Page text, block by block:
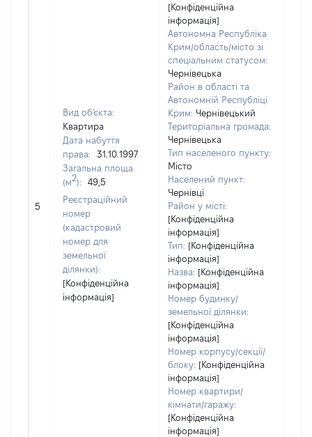
5
Вид об'єкта:
Квартира
Дата набуття
права:
31.10.1997
Загальна площа
(м2):
49,5
Реєстраційний
номер
(кадастровий
номер для
земельної
ділянки):
[Конфіденційна
інформація]
[Конфіденційна
інформація]
Автономна Республіка
Крим/область/місто зі
спеціальним статусом:
Чернівецька
Район в області та
Автономній Республіці
Крим: Чернівецький
Територіальна громада:
Чернівецька
Тип населеного пункту:
Місто
Населений пункт:
Чернівці
Район у місті:
[Конфіденційна
інформація]
Тип: [Конфіденційна
інформація]
Назва: [Конфіденційна
інформація]
Номер будинку/
земельної ділянки:
[Конфіденційна
інформація]
Номер корпусу/секції/
блоку: [Конфіденційна
інформація]
Номер квартири/
кімнати/гаражу:
[Конфіденційна
інформація]